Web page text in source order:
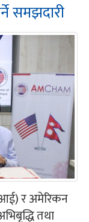
समझदारी
र अमेरिकन
तथा